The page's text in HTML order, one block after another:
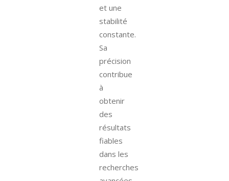
et une
stabilité
constante.
Sa
précision
contribue
à
obtenir
des
résultats
fiables
dans les
recherches